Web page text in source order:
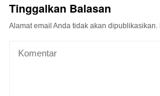
Tinggalkan Balasan
Alamat email Anda tidak akan dipublikasikan.